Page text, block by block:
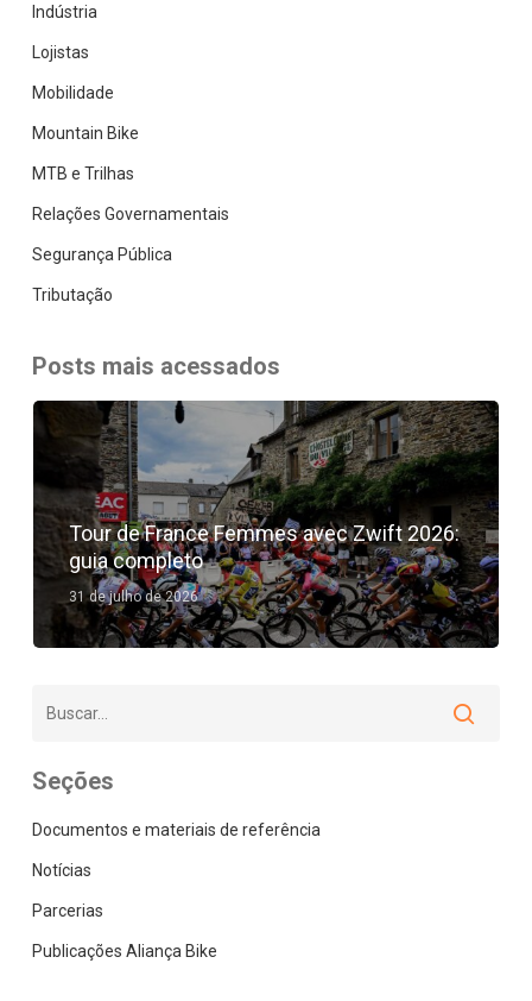
Indústria
Lojistas
Mobilidade
Mountain Bike
MTB e Trilhas
Relações Governamentais
Segurança Pública
Tributação
Posts mais acessados
Tour de France Femmes avec Zwift 2026:
guia completo
31 de julho de 2026
Seções
Documentos e materiais de referência
Notícias
Parcerias
Publicações Aliança Bike